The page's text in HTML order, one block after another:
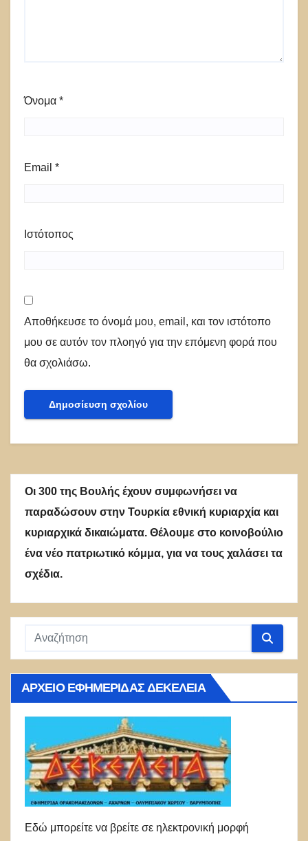
Όνομα *
Email *
Ιστότοπος
Αποθήκευσε το όνομά μου, email, και τον ιστότοπο
μου σε αυτόν τον πλοηγό για την επόμενη φορά που
θα σχολιάσω.
Οι 300 της Βουλής έχουν συμφωνήσει να
παραδώσουν στην Τουρκία εθνική κυριαρχία και
κυριαρχικά δικαιώματα. Θέλουμε στο κοινοβούλιο
ένα νέο πατριωτικό κόμμα, για να τους χαλάσει τα
σχέδια.
ΑΡΧΕΊΟ ΕΦΗΜΕΡΊΔΑΣ ΔΕΚΈΛΕΙΑ
Εδώ μπορείτε να βρείτε σε ηλεκτρονική μορφή